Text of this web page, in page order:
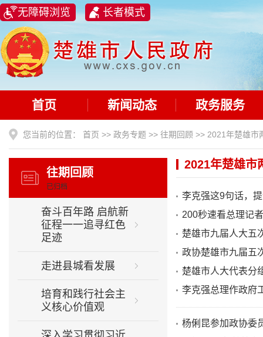
无障碍浏览 长者模式
首页 新闻动态 政务服务
您当前的位置： 首页 >> 政务专题 >> 往期回顾 >> 2021年楚雄市
往期回顾
已归档
奋斗百年路 启航新
征程一一追寻红色
足迹
走进县城看发展
培育和践行社会主
义核心价值观
2021年楚雄市
李克强这9句话，
200秒速看总理记
楚雄市九届人大五
政协楚雄市九届五
楚雄市人大代表分
李克强总理作政府
杨俐昆参加政协委
×